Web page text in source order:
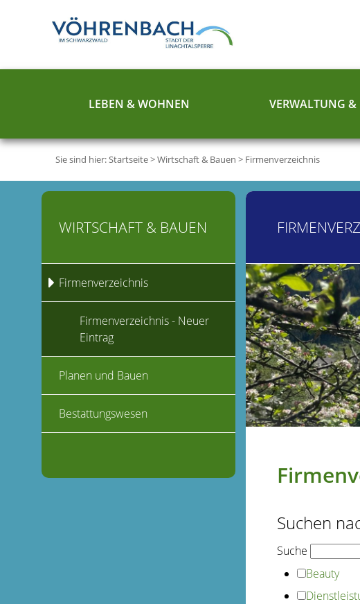
LEBEN & WOHNEN VERWALTUNG
Sie sind hier:Startseite>Wirtschaft & Bauen > Firmenverzeichnis
Suchen
Suche
Beauty
WIRTSCHAFT & BAUEN
Firmenverzeichnis
Firmenverzeichnis - Neuer
Eintrag
Planen und Bauen
Bestattungswesen